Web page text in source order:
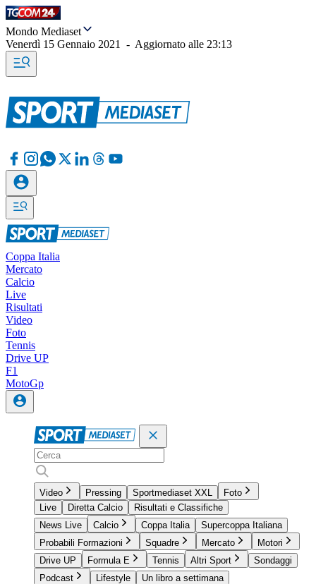
Mondo Mediaset
Venerdì 15 Gennaio 2021
- Aggiornato alle 23:13
Coppa Italia
Mercato
Calcio
Live
Risultati
Video
Foto
Tennis
Drive UP
F1
MotoGp
Video Pressing Sportmediaset XXL
Foto
Live
Diretta Calcio
Risultati e Classifiche
News Live
Calcio Coppa Italia
Supercoppa Italiana
Probabili Formazioni
Squadre Mercato
Motori
Drive UP
Formula E Tennis Altri Sport
Sondaggi
Podcast
Lifestyle
Un libro a settimana